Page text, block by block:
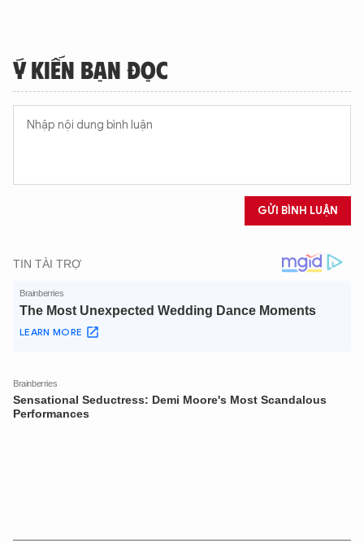
Ý KIẾN BẠN ĐỌC
GỬI BÌNH LUẬN